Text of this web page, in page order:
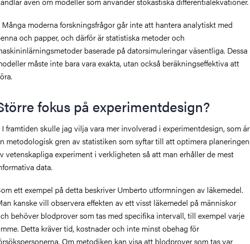
Många moderna forskningsfrågor går inte att hantera analytiskt med
och papper, och därför är statistiska metoder och
baserade på datorsimuleringar väsentliga. Dessa
måste inte bara vara exakta, utan också beräkningseffektiva att
fokus på experimentdesign?
I framtiden skulle jag vilja vara mer involverad i experimentdesign, som är
metodologisk gren av statistiken som syftar till att optimera planeringen
vetenskapliga experiment i verkligheten så att man erhåller de mest
data.
ett exempel på detta beskriver Umberto utformningen av läkemedel.
kanske vill observera effekten av ett visst läkemedel på människor
behöver blodprover som tas med specifika intervall, till exempel varje
Detta kräver tid, kostnader och inte minst obehag för
Om metodiken kan visa att blodprover som tas var